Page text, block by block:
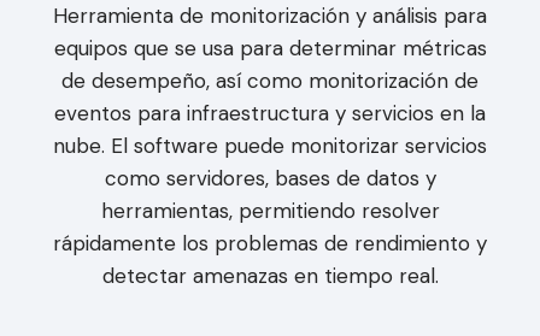
Herramienta de monitorización y análisis para
equipos que se usa para determinar métricas
de desempeño, así como monitorización de
eventos para infraestructura y servicios en la
nube. El software puede monitorizar servicios
como servidores, bases de datos y
herramientas, permitiendo resolver
rápidamente los problemas de rendimiento y
detectar amenazas en tiempo real.